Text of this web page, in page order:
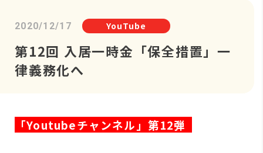
2020/12/17 YouTube
第12回 入居一時金「保全措置」一
律義務化へ
「Youtubeチャンネル」第12弾